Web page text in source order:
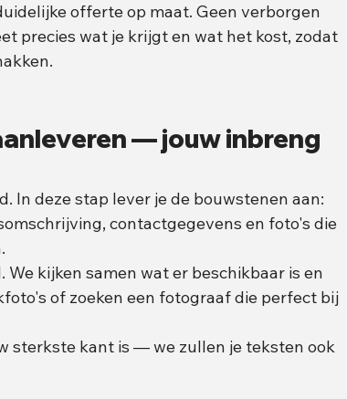
offerte op maat. Geen verborgen
precies wat je krijgt en wat het kost, zodat
— jouw inbreng
In deze stap lever je de bouwstenen aan:
contactgegevens en foto's die
kijken samen wat er beschikbaar is en
of zoeken een fotograaf die perfect bij
sterkste kant is — we zullen je teksten ook